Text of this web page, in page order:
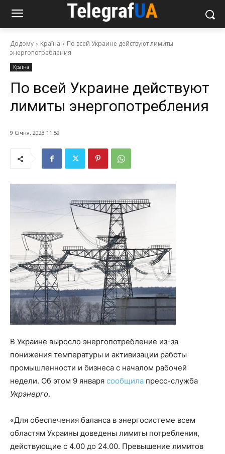
Додому Країна
По всей Украине действуют лимиты
энергопотребления
Країна
По всей Украине действуют
лимиты энергопотребления
9 Січня, 2023 11:59
В Украине выросло энергопотребление из-за
понижения температуры и активизации работы
промышленности и бизнеса с началом рабочей
недели. Об этом 9 января сообщила пресс-служба
Укрэнерго.
«Для обеспечения баланса в энергосистеме всем
областям Украины доведены лимиты потребления,
действующие с 4.00 до 24.00. Превышение лимитов